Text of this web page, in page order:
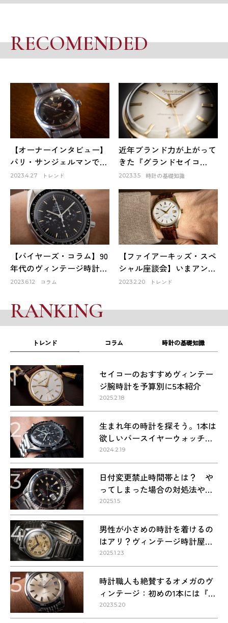
RECOMENDED
【オーナーインタビュー】
パリ・サンジェルマンで出
会ったロレックスは生涯1
HACHIYAクリエイティブデ
ィレクター 蜂谷雅彦
2023.4.27 トレンド
近年ブランド力が上がって
きた『グランドセイコ
ー』。そのファーストモデ
りでもある！
2023.3.5 時計の基礎知識
【バイヤーズ・コラム】90
年代のヴィンテージ時計が
オススメな理由
2023.6.12 コラム
【ファイアーキッズ・スペ
シャル座談会】いまアンテ
ィーク時計市場はどうなっ
2023.2.20 トレンド
RANKING
トレンド コラム 時計の基礎知識
1
セイコーのおすすめヴィンテー
ジ腕時計を予算別に5本紹介
2025.2.18
2
生まれ年の時計を探そう。1本は
欲しいバースイヤーウォッチ・
1960〜1990年代の名作9本
2024.2.19
3
日付変更禁止時間帯とは？ や
ってしまった場合の対処法や正
しい方法
2025.1.5
4
男性が小さめの時計を着けるの
はアリ？ヴィンテージ時計屋が
回答します！
2025.1.23
5
時計職人も絶賛するオメガのヴ
ィンテージ：初めの1本には『シ
ーマスター』を選ぶべき理由
2023.5.20